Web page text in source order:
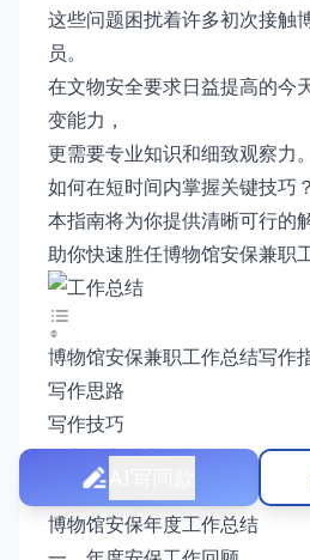
这些问题困扰着许多初次接触
员。
在文物安全要求日益提高的今
变能力，
更需要专业知识和细致观察力。
如何在短时间内掌握关键技巧？
本指南将为你提供清晰可行的
助你快速胜任博物馆安保兼职工
博物馆安保兼职工作总结写作
写作思路
写作技巧
核心观点或方向
注意事项
博物馆安保年度工作总结